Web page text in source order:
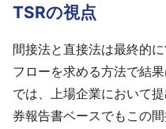
TSRの視点
間接法と直接法は最終的
フローを求める方法で結
では、上場企業において
券報告書ベースでもこの